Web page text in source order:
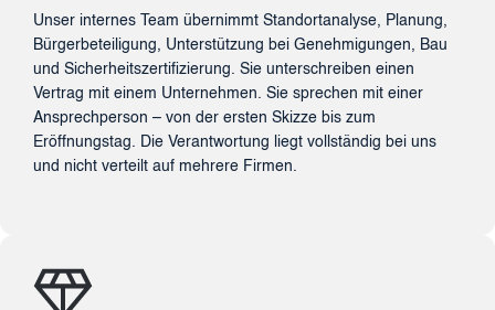
Unser internes Team übernimmt Standortanalyse, Planung,
Bürgerbeteiligung, Unterstützung bei Genehmigungen, Bau
und Sicherheitszertifizierung. Sie unterschreiben einen
Vertrag mit einem Unternehmen. Sie sprechen mit einer
Ansprechperson – von der ersten Skizze bis zum
Eröffnungstag. Die Verantwortung liegt vollständig bei uns
und nicht verteilt auf mehrere Firmen.